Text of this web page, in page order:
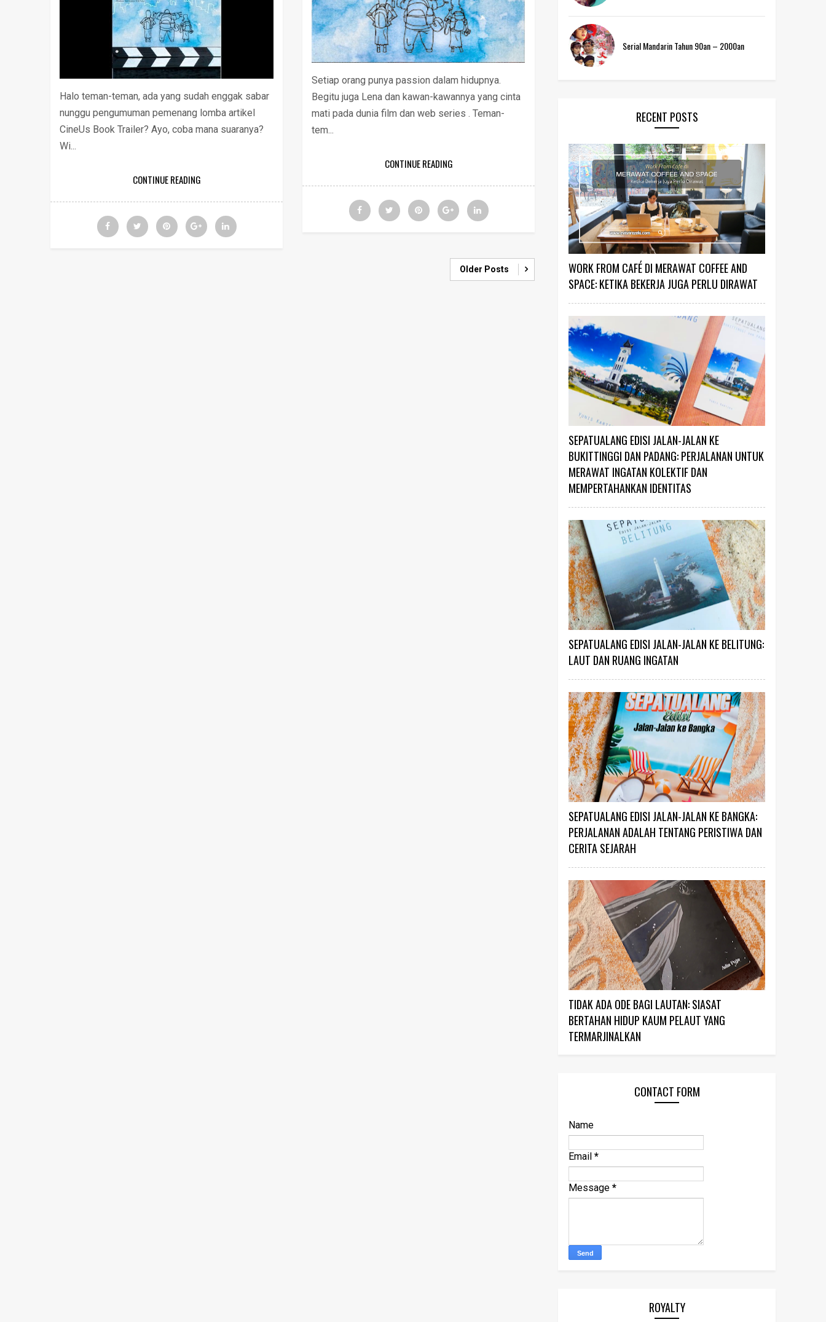
Halo teman-teman, ada yang sudah enggak sabar
nunggu pengumuman pemenang lomba artikel
CineUs Book Trailer? Ayo, coba mana suaranya?
Wi...
CONTINUE READING
Setiap orang punya passion dalam hidupnya.
Begitu juga Lena dan kawan-kawannya yang cinta
mati pada dunia film dan web series . Teman-
tem...
CONTINUE READING
Older Posts
Serial Mandarin Tahun 90an – 2000an
RECENT POSTS
WORK FROM CAFÉ DI MERAWAT COFFEE AND
SPACE: KETIKA BEKERJA JUGA PERLU DIRAWAT
SEPATUALANG EDISI JALAN-JALAN KE
BUKITTINGGI DAN PADANG: PERJALANAN UNTUK
MERAWAT INGATAN KOLEKTIF DAN
MEMPERTAHANKAN IDENTITAS
SEPATUALANG EDISI JALAN-JALAN KE BELITUNG:
LAUT DAN RUANG INGATAN
SEPATUALANG EDISI JALAN-JALAN KE BANGKA:
PERJALANAN ADALAH TENTANG PERISTIWA DAN
CERITA SEJARAH
TIDAK ADA ODE BAGI LAUTAN: SIASAT
BERTAHAN HIDUP KAUM PELAUT YANG
TERMARJINALKAN
CONTACT FORM
Name
Email *
Message *
ROYALTY